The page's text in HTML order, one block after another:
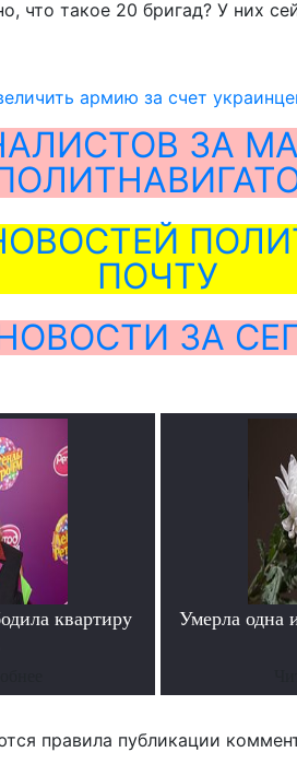
что такое 20 бригад? У них
армию за счет
ЗА
ПОЧТУ
ЗА
квартиру
Умерла одна
правила публикации